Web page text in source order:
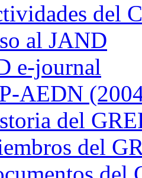
del
al JAND
e-journal
AEDN
del
del